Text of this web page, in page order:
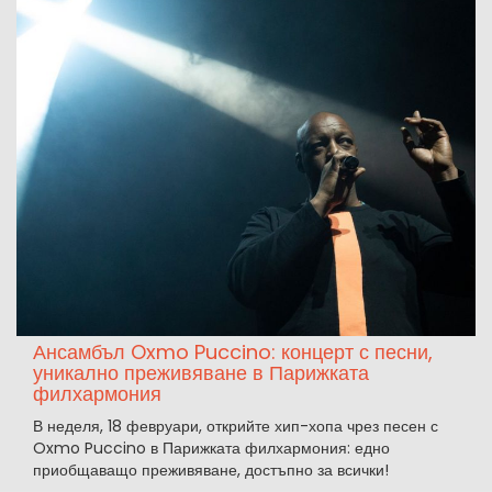
Ансамбъл Oxmo Puccino: концерт с песни,
уникално преживяване в Парижката
филхармония
В неделя, 18 февруари, открийте хип-хопа чрез песен с
Oxmo Puccino в Парижката филхармония: едно
приобщаващо преживяване, достъпно за всички!